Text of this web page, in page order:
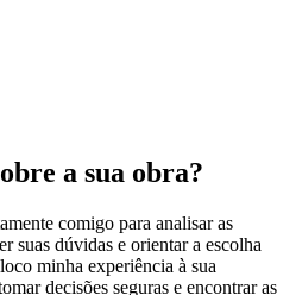
a sua obra?
comigo para analisar as
suas dúvidas e orientar a escolha
minha experiência à sua
decisões seguras e encontrar as